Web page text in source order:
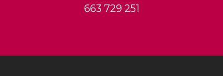
663 729 251